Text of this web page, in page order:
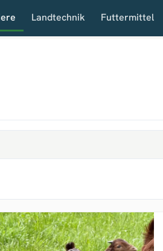
Landtechnik Futtermittel